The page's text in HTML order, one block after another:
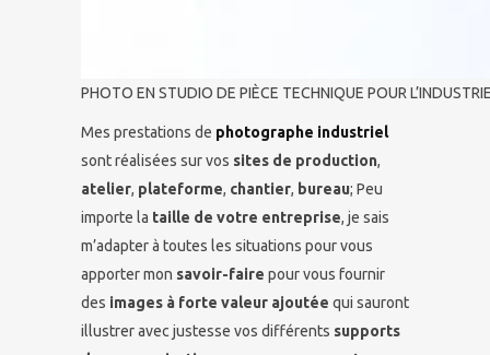
PHOTO EN STUDIO DE PIÈCE TECHNIQUE POUR
Mes prestations de photographe industriel
sont réalisées sur vos sites de production,
atelier, plateforme, chantier, bureau; Peu
importe la taille de votre entreprise, je sais
m’adapter à toutes les situations pour vous
apporter mon savoir-faire pour vous fournir
des images à forte valeur ajoutée qui sauront
illustrer avec justesse vos différents supports